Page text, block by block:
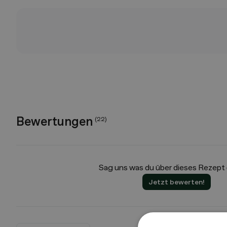
Bewertungen (22)
Sag uns was du über dieses
Jetzt bewerten!